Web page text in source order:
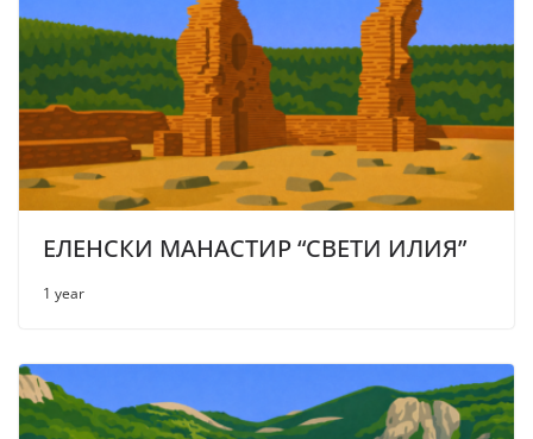
ЕЛЕНСКИ МАНАСТИР “СВЕТИ ИЛИЯ”
1 year